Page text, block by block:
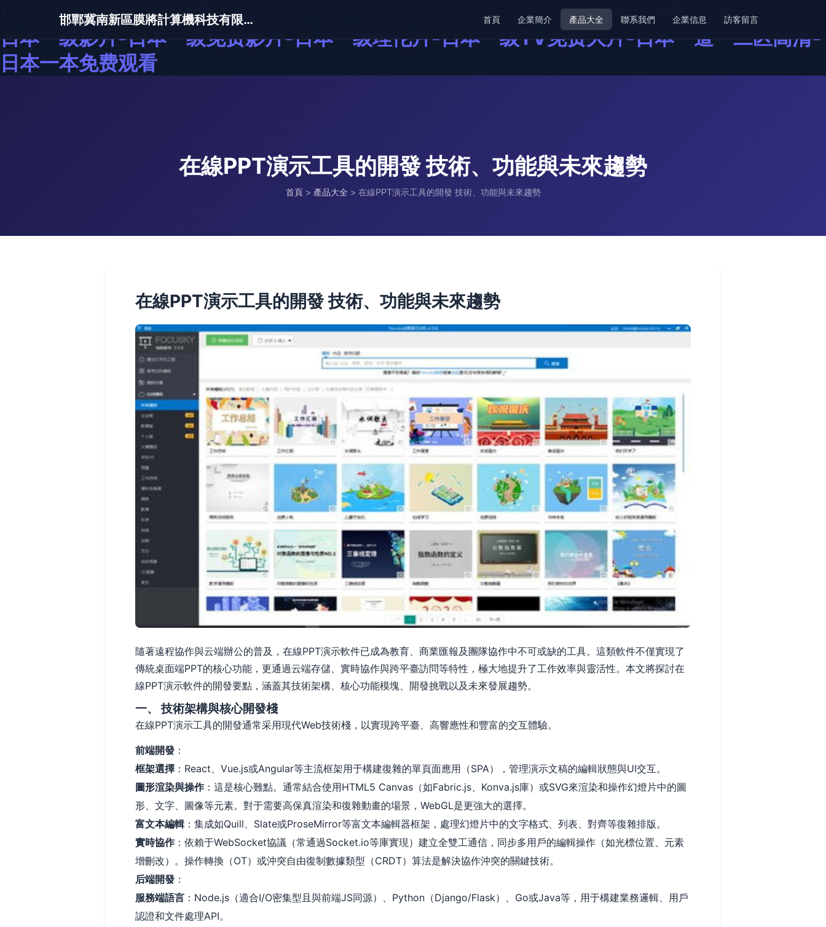
日本一曲二曲是什么电影-日本一区二区三区玖玖牛-日本一区二区三区成人电影-日本一品大道-
日本一级影片-日本一级免费影片-日本一级理伦片-日本一级TV免费大片-日本一道一二区高清-
日本一本免费观看
邯鄲冀南新區膜將計算機科技有限公司 首頁 企業簡介 產品大全 聯系我們 企業信息 訪客留言
在線PPT演示工具的開發 技術、功能與未來趨勢
首頁 > 產品大全 > 在線PPT演示工具的開發 技術、功能與未來趨勢
在線PPT演示工具的開發 技術、功能與未來趨勢
隨著遠程協作與云端辦公的普及，在線PPT演示軟件已成為教育、商業匯報及團隊協作中不可或缺的工具。這類軟件不僅實現了
傳統桌面端PPT的核心功能，更通過云端存儲、實時協作與跨平臺訪問等特性，極大地提升了工作效率與靈活性。本文將探討在
線PPT演示軟件的開發要點，涵蓋其技術架構、核心功能模塊、開發挑戰以及未來發展趨勢。
一、 技術架構與核心開發棧
在線PPT演示工具的開發通常采用現代Web技術棧，以實現跨平臺、高響應性和豐富的交互體驗。
前端開發 ：
框架選擇 ：React、Vue.js或Angular等主流框架用于構建復雜的單頁面應用（SPA），管理演示文稿的編輯狀態與UI交互。
圖形渲染與操作：這是核心難點。通常結合使用HTML5 Canvas（如Fabric.js、Konva.js庫）或SVG來渲染和操作幻燈片中的圖
形、文字、圖像等元素。對于需要高保真渲染和復雜動畫的場景，WebGL是更強大的選擇。
富文本編輯：集成如Quill、Slate或ProseMirror等富文本編輯器框架，處理幻燈片中的文字格式、列表、對齊等復雜排版。
實時協作：依賴于WebSocket協議（常通過Socket.io等庫實現）建立全雙工通信，同步多用戶的編輯操作（如光標位置、元素
增刪改）。操作轉換（OT）或沖突自由復制數據類型（CRDT）算法是解決協作沖突的關鍵技術。
后端開發 ：
服務端語言 ：Node.js（適合I/O密集型且與前端JS同源）、Python（Django/Flask）、Go或Java等，用于構建業務邏輯、用戶
認證和文件處理API。